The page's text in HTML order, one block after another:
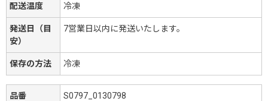
配送温度 冷凍
発送日（目
安）
7営業日以内に発送いたします。
保存の方法 冷凍
品番 S0797_0130798